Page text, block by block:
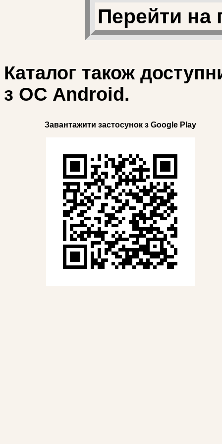
Перейти на
Каталог також
з ОС Android.
Завантажити застосунок з Google Play